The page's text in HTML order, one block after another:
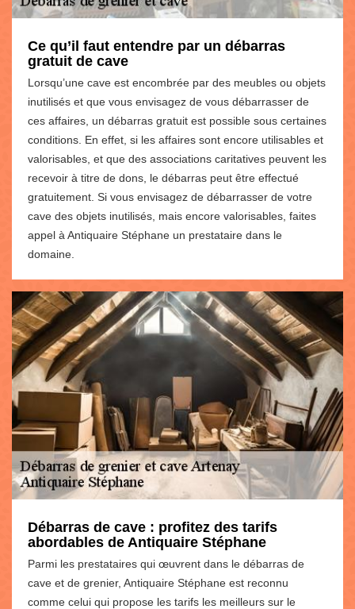
Ce qu’il faut entendre par un débarras
gratuit de cave
Lorsqu’une cave est encombrée par des meubles ou objets
inutilisés et que vous envisagez de vous débarrasser de
ces affaires, un débarras gratuit est possible sous certaines
conditions. En effet, si les affaires sont encore utilisables et
valorisables, et que des associations caritatives peuvent les
recevoir à titre de dons, le débarras peut être effectué
gratuitement. Si vous envisagez de débarrasser de votre
cave des objets inutilisés, mais encore valorisables, faites
appel à Antiquaire Stéphane un prestataire dans le
domaine.
Débarras de cave : profitez des tarifs
abordables de Antiquaire Stéphane
Parmi les prestataires qui œuvrent dans le débarras de
cave et de grenier, Antiquaire Stéphane est reconnu
comme celui qui propose les tarifs les meilleurs sur le